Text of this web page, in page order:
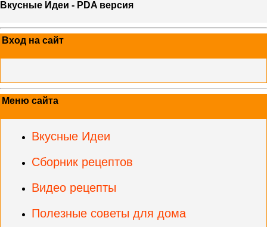
Вкусные Идеи - PDA версия
Вход на сайт
Меню сайта
Вкусные Идеи
Сборник рецептов
Видео рецепты
Полезные советы для дома